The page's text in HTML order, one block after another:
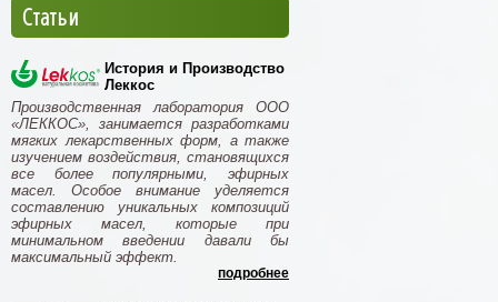
Статьи
История и Производство
Леккос
Производственная лаборатория ООО
«ЛЕККОС», занимается разработками
мягких лекарственных форм, а также
изучением воздействия, становящихся
все более популярными, эфирных
масел. Особое внимание уделяется
составлению уникальных композиций
эфирных масел, которые при
минимальном введении давали бы
максимальный эффект.
подробнее